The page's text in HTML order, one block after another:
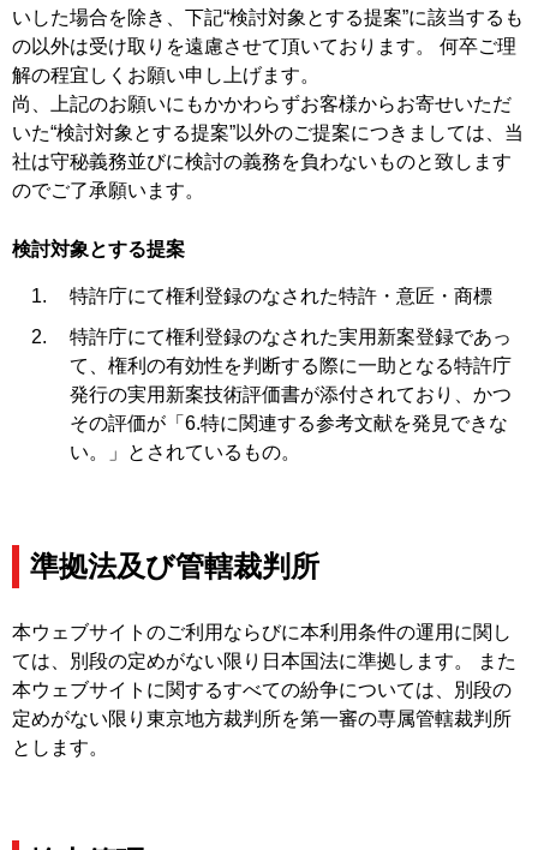
いした場合を除き、下記“検討対象とする提案”に該当するも
の以外は受け取りを遠慮させて頂いております。 何卒ご理
解の程宜しくお願い申し上げます。
尚、上記のお願いにもかかわらずお客様からお寄せいただ
いた“検討対象とする提案”以外のご提案につきましては、当
社は守秘義務並びに検討の義務を負わないものと致します
のでご了承願います。
検討対象とする提案
特許庁にて権利登録のなされた特許・意匠・商標
特許庁にて権利登録のなされた実用新案登録であっ
て、権利の有効性を判断する際に一助となる特許庁
発行の実用新案技術評価書が添付されており、かつ
その評価が「6.特に関連する参考文献を発見できな
い。」とされているもの。
準拠法及び管轄裁判所
本ウェブサイトのご利用ならびに本利用条件の運用に関し
ては、別段の定めがない限り日本国法に準拠します。 また
本ウェブサイトに関するすべての紛争については、別段の
定めがない限り東京地方裁判所を第一審の専属管轄裁判所
とします。